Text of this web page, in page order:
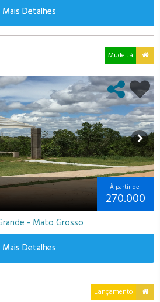
Mais Detalhes
Mude Já
À partir de
270.000
- Mato Grosso
Mais Detalhes
Lançamento